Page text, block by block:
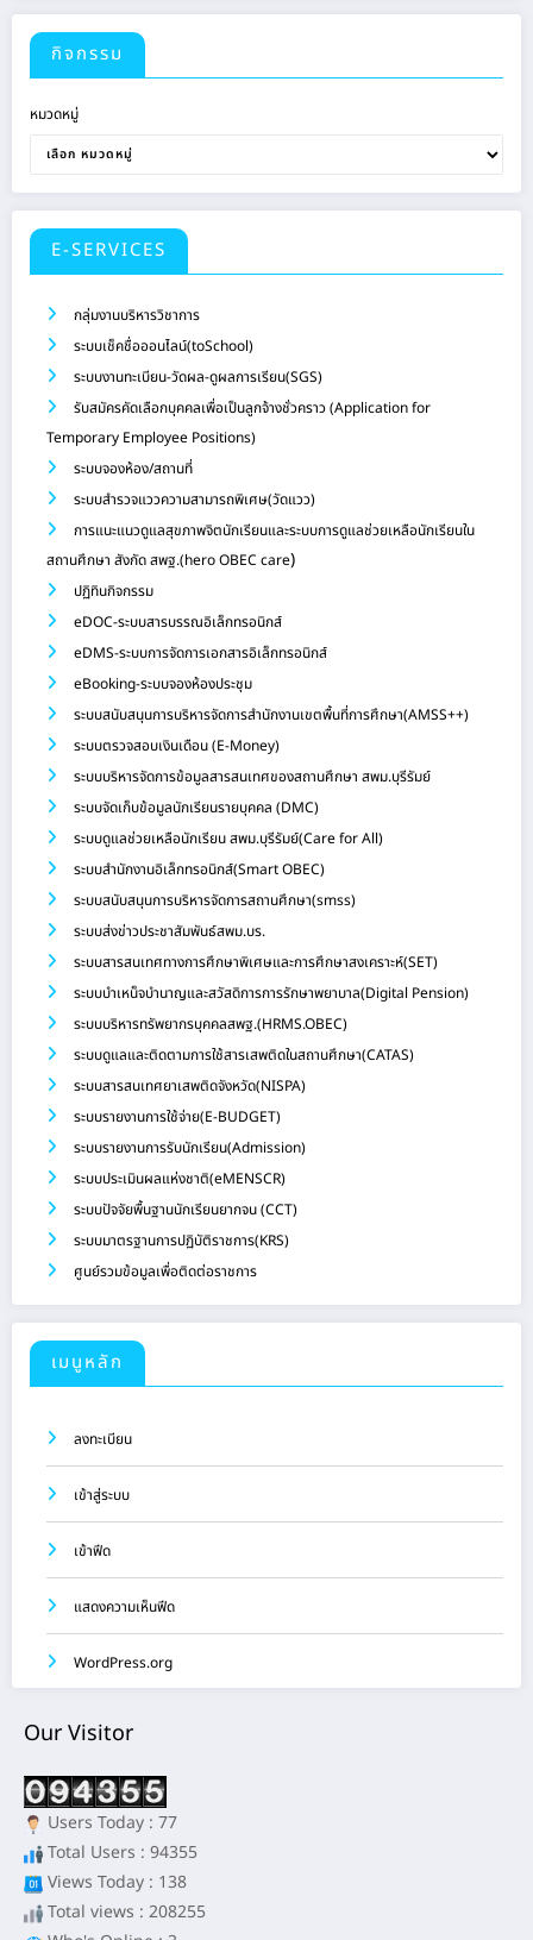
กิจกรรม
หมวดหมู่
E-SERVICES
กลุ่มงานบริหารวิชาการ
ระบบเช็คชื่อออนไลน์(toSchool)
ระบบงานทะเบียน-วัดผล-ดูผลการเรียน(SGS)
รับสมัครคัดเลือกบุคคลเพื่อเป็นลูกจ้างชั่วคราว (Application for
Temporary Employee Positions)
ระบบจองห้อง/สถานที่
ระบบสำรวจแววความสามารถพิเศษ(วัดแวว)
การแนะแนวดูแลสุขภาพจิตนักเรียนและระบบการดูแลช่วยเหลือนักเรียนใน
สถานศึกษา สังกัด สพฐ.(hero OBEC care)
ปฏิทินกิจกรรม
eDOC-ระบบสารบรรณอิเล็กทรอนิกส์
eDMS-ระบบการจัดการเอกสารอิเล็กทรอนิกส์
eBooking-ระบบจองห้องประชุม
ระบบสนับสนุนการบริหารจัดการสำนักงานเขตพื้นที่การศึกษา(AMSS++)
ระบบตรวจสอบเงินเดือน (E-Money)
ระบบบริหารจัดการข้อมูลสารสนเทศของสถานศึกษา สพม.บุรีรัมย์
ระบบจัดเก็บข้อมูลนักเรียนรายบุคคล (DMC)
ระบบดูแลช่วยเหลือนักเรียน สพม.บุรีรัมย์(Care for All)
ระบบสำนักงานอิเล็กทรอนิกส์(Smart OBEC)
ระบบสนับสนุนการบริหารจัดการสถานศึกษา(smss)
ระบบส่งข่าวประชาสัมพันธ์สพม.บร.
ระบบสารสนเทศทางการศึกษาพิเศษและการศึกษาสงเคราะห์(SET)
ระบบบำเหน็จบำนาญและสวัสดิการการรักษาพยาบาล(Digital Pension)
ระบบบริหารทรัพยากรบุคคลสพฐ.(HRMS.OBEC)
ระบบดูแลและติดตามการใช้สารเสพติดในสถานศึกษา(CATAS)
ระบบสารสนเทศยาเสพติดจังหวัด(NISPA)
ระบบรายงานการใช้จ่าย(E-BUDGET)
ระบบรายงานการรับนักเรียน(Admission)
ระบบประเมินผลแห่งชาติ(eMENSCR)
ระบบปัจจัยพื้นฐานนักเรียนยากจน (CCT)
ระบบมาตรฐานการปฏิบัติราชการ(KRS)
ศูนย์รวมข้อมูลเพื่อติดต่อราชการ
เมนูหลัก
ลงทะเบียน
เข้าสู่ระบบ
เข้าฟีด
แสดงความเห็นฟีด
WordPress.org
Our Visitor
Users Today : 77
Total Users : 94355
Views Today : 138
Total views : 208255